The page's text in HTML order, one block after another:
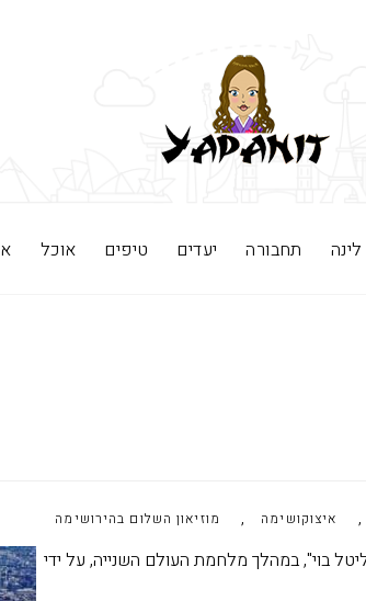
לינה תחבורה יעדים טיפים אוכל
, איצוקושימה , מוזיאון השלום בהירושימה
בוי", במהלך מלחמת העולם השנייה, על ידי